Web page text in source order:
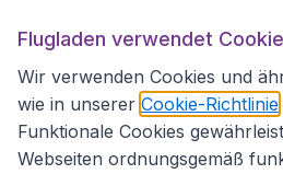
Flugladen.at
Internationale Webseiten
Flugladen verwendet
Wir verwenden Cookies und
wie in unserer Cookie-Richtlinie
Funktionale Cookies
Webseiten ordnungsgemäß